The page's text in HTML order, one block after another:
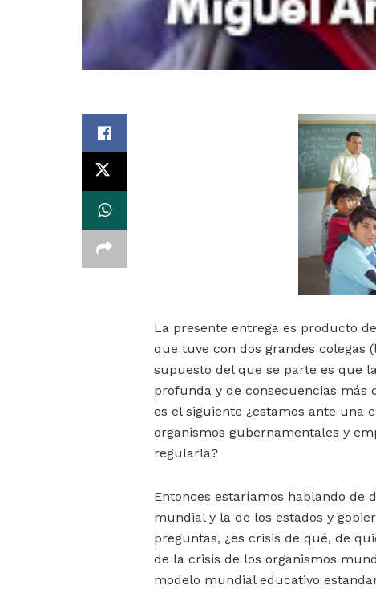
La presente entrega es producto
que tuve con dos grandes colegas
supuesto del que se parte es que
profunda y de consecuencias más
es el siguiente ¿estamos ante una
organismos gubernamentales y
regularla?
Entonces estaríamos hablando de
mundial y la de los estados y
preguntas, ¿es crisis de qué, de
de la crisis de los organismos
modelo mundial educativo